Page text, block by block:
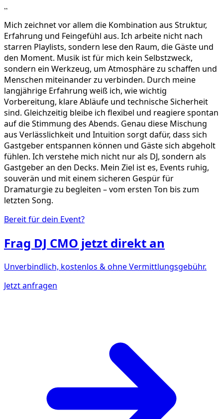
„
Mich zeichnet vor allem die Kombination aus Struktur,
Erfahrung und Feingefühl aus. Ich arbeite nicht nach
starren Playlists, sondern lese den Raum, die Gäste und
den Moment. Musik ist für mich kein Selbstzweck,
sondern ein Werkzeug, um Atmosphäre zu schaffen und
Menschen miteinander zu verbinden. Durch meine
langjährige Erfahrung weiß ich, wie wichtig
Vorbereitung, klare Abläufe und technische Sicherheit
sind. Gleichzeitig bleibe ich flexibel und reagiere spontan
auf die Stimmung des Abends. Genau diese Mischung
aus Verlässlichkeit und Intuition sorgt dafür, dass sich
Gastgeber entspannen können und Gäste sich abgeholt
fühlen. Ich verstehe mich nicht nur als DJ, sondern als
Gastgeber an den Decks. Mein Ziel ist es, Events ruhig,
souverän und mit einem sicheren Gespür für
Dramaturgie zu begleiten – vom ersten Ton bis zum
letzten Song.
Bereit für dein Event?
Frag DJ CMO jetzt direkt an
Unverbindlich, kostenlos & ohne Vermittlungsgebühr.
Jetzt anfragen